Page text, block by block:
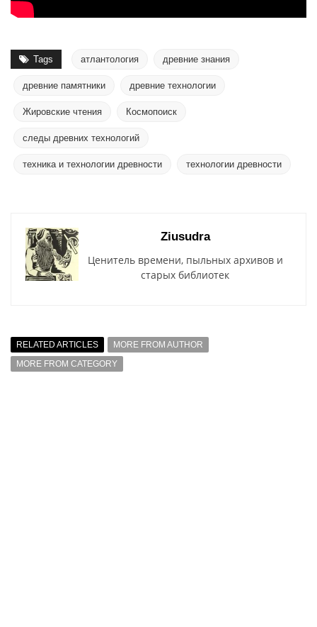
Tags атлантология древние знания
древние памятники древние технологии
Жировские чтения Космопоиск
следы древних технологий
техника и технологии древности технологии древности
Ziusudra
Ценитель времени, пыльных архивов и
старых библиотек
RELATED ARTICLES
MORE FROM AUTHOR
MORE FROM CATEGORY